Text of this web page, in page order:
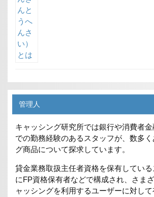
管理人
キャッシング研究所では銀行や消費者
での勤務経験のあるスタッフが、数多
グ商品について探求しています。
貸金業務取扱主任者資格を保有してい
にFP資格保有者などで構成され、さま
ャッシングを利用するユーザーに対し